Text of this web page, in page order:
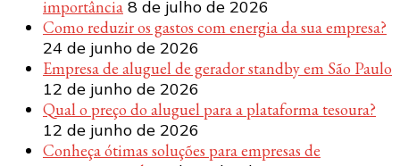
importância 8 de julho de 2026
Como reduzir os gastos com energia da sua empresa?
24 de junho de 2026
Empresa de aluguel de gerador standby em São Paulo
12 de junho de 2026
Qual o preço do aluguel para a plataforma tesoura?
12 de junho de 2026
Conheça ótimas soluções para empresas de